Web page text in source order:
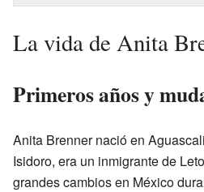
La vida de Anita
Primeros años y
Anita Brenner nació en
Isidoro, era un inmigrante de
grandes cambios en México